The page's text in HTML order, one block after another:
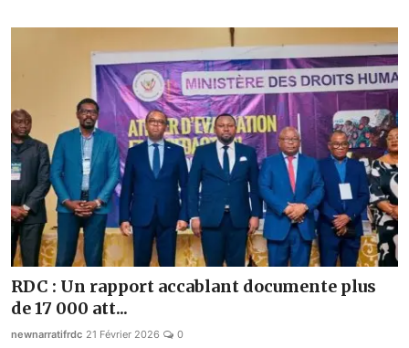
RDC : Un rapport accablant documente plus
de 17 000 att...
newnarratifrdc 21 Février 2026 0